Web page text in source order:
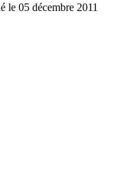
le 05 décembre 2011